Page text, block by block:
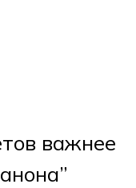
важнее